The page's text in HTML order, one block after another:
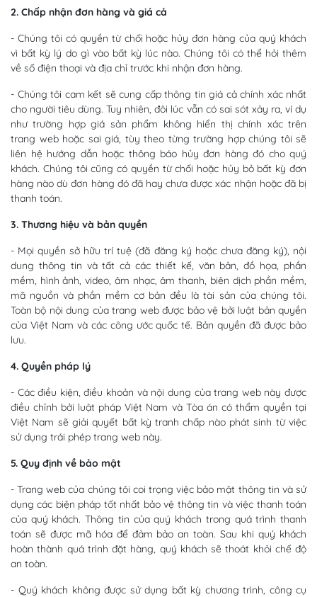
2. Chấp nhận đơn hàng và giá cả
- Chúng tôi có quyền từ chối hoặc hủy đơn hàng của quý khách
vì bất kỳ lý do gì vào bất kỳ lúc nào. Chúng tôi có thể hỏi thêm
về số điện thoại và địa chỉ trước khi nhận đơn hàng.
- Chúng tôi cam kết sẽ cung cấp thông tin giá cả chính xác nhất
cho người tiêu dùng. Tuy nhiên, đôi lúc vẫn có sai sót xảy ra, ví dụ
như trường hợp giá sản phẩm không hiển thị chính xác trên
trang web hoặc sai giá, tùy theo từng trường hợp chúng tôi sẽ
liên hệ hướng dẫn hoặc thông báo hủy đơn hàng đó cho quý
khách. Chúng tôi cũng có quyền từ chối hoặc hủy bỏ bất kỳ đơn
hàng nào dù đơn hàng đó đã hay chưa được xác nhận hoặc đã bị
thanh toán.
3. Thương hiệu và bản quyền
- Mọi quyền sở hữu trí tuệ (đã đăng ký hoặc chưa đăng ký), nội
dung thông tin và tất cả các thiết kế, văn bản, đồ họa, phần
mềm, hình ảnh, video, âm nhạc, âm thanh, biên dịch phần mềm,
mã nguồn và phần mềm cơ bản đều là tài sản của chúng tôi.
Toàn bộ nội dung của trang web được bảo vệ bởi luật bản quyền
của Việt Nam và các công ước quốc tế. Bản quyền đã được bảo
lưu.
4. Quyền pháp lý
- Các điều kiện, điều khoản và nội dung của trang web này được
điều chỉnh bởi luật pháp Việt Nam và Tòa án có thẩm quyền tại
Việt Nam sẽ giải quyết bất kỳ tranh chấp nào phát sinh từ việc
sử dụng trái phép trang web này.
5. Quy định về bảo mật
- Trang web của chúng tôi coi trọng việc bảo mật thông tin và sử
dụng các biện pháp tốt nhất bảo vệ thông tin và việc thanh toán
của quý khách. Thông tin của quý khách trong quá trình thanh
toán sẽ được mã hóa để đảm bảo an toàn. Sau khi quý khách
hoàn thành quá trình đặt hàng, quý khách sẽ thoát khỏi chế độ
an toàn.
- Quý khách không được sử dụng bất kỳ chương trình, công cụ